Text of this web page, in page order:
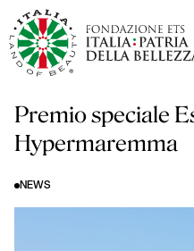
Premio speciale
Hypermaremma
NEWS